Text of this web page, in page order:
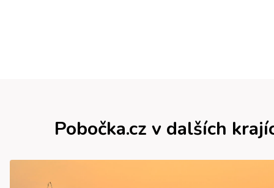
Pobočka.cz v dalších